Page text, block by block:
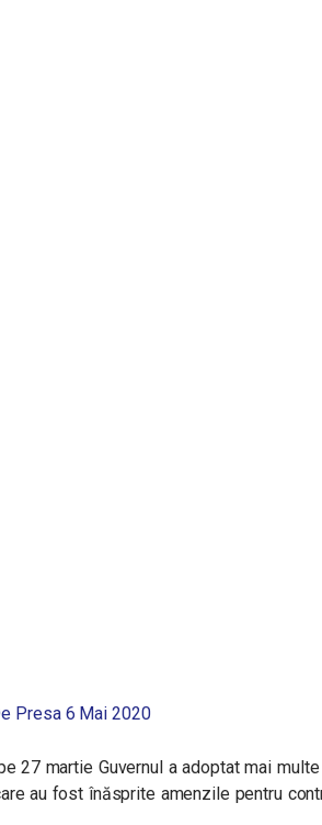
Presa 6 Mai 2020
27 martie Guvernul a adoptat mai
au fost înăsprite amenzile pentru